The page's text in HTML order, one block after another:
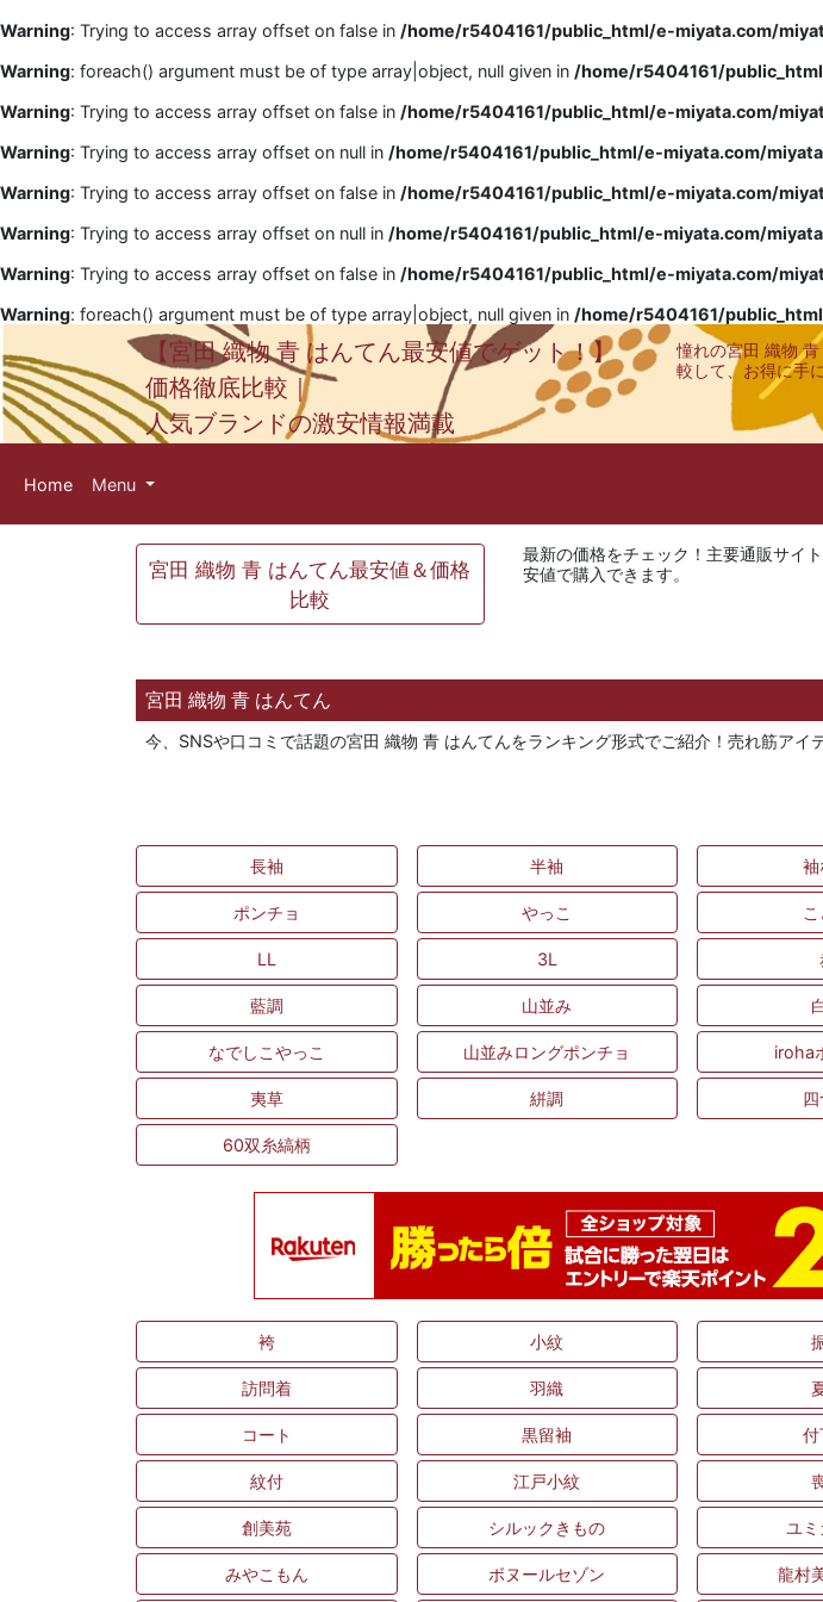
Warning: Trying to access array offset on false in /home/r5404161/public_html/e-miyata.com/
Warning: foreach() argument must be of type array|object, null given in /home/r5404161/
Warning: Trying to access array offset on false in /home/r5404161/public_html/e-miyata.com/
Warning: Trying to access array offset on null in /home/r5404161/public_html/e-miyata.com/
Warning: Trying to access array offset on false in /home/r5404161/public_html/e-miyata.com/
Warning: Trying to access array offset on null in /home/r5404161/public_html/e-miyata.com/
Warning: Trying to access array offset on false in /home/r5404161/public_html/e-miyata.com/
Warning: foreach() argument must be of type array|object, null given in /home/r5404161/
【宮田 織物 青 はんてん最安値でゲット！】
価格徹底比較｜
人気ブランドの激安情報満載
憧れの宮田 織物
較して、お得に手
Home Menu
宮田 織物 青 はんてん最安値＆価格
比較
最新の価格をチェック！主要通販サイ
安値で購入できます。
宮田 織物 青 はんてん
今、SNSや口コミで話題の宮田 織物 青 はんてんをランキング形式でご紹介！売れ筋アイ
長袖 半袖 袖
ポンチョ やっこ
LL 3L
藍調 山並み
なでしこやっこ 山並みロングポンチョ iroha
夷草 絣調
60双糸縞柄
袴 小紋
訪問着 羽織
コート 黒留袖 付
紋付 江戸小紋
創美苑 シルックきもの ユミ
みやこもん ボヌールセゾン 龍村